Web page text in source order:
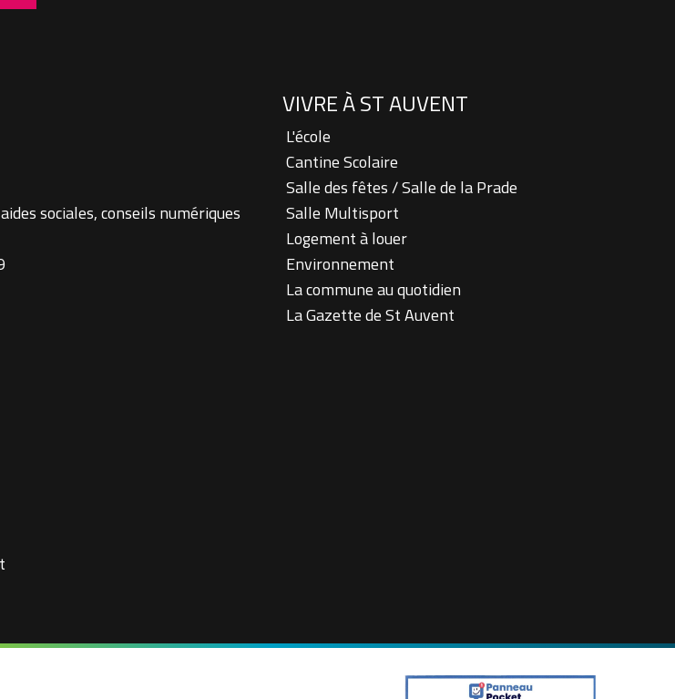
sociales, conseils numériques
VIVRE À ST AUVENT
L'école
Cantine Scolaire
Salle des fêtes / Salle de la Prade
Salle Multisport
Logement à louer
Environnement
La commune au quotidien
La Gazette de St Auvent